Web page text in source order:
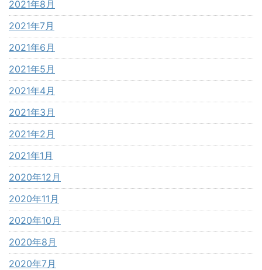
2021年8月
2021年7月
2021年6月
2021年5月
2021年4月
2021年3月
2021年2月
2021年1月
2020年12月
2020年11月
2020年10月
2020年8月
2020年7月